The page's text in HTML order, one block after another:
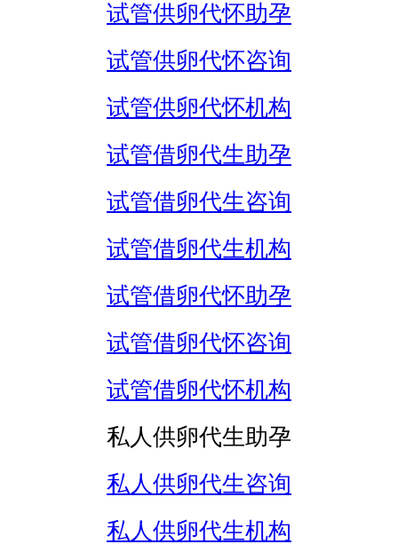
试管供卵代怀助孕
试管供卵代怀咨询
试管供卵代怀机构
试管借卵代生助孕
试管借卵代生咨询
试管借卵代生机构
试管借卵代怀助孕
试管借卵代怀咨询
试管借卵代怀机构
私人供卵代生助孕
私人供卵代生咨询
私人供卵代生机构